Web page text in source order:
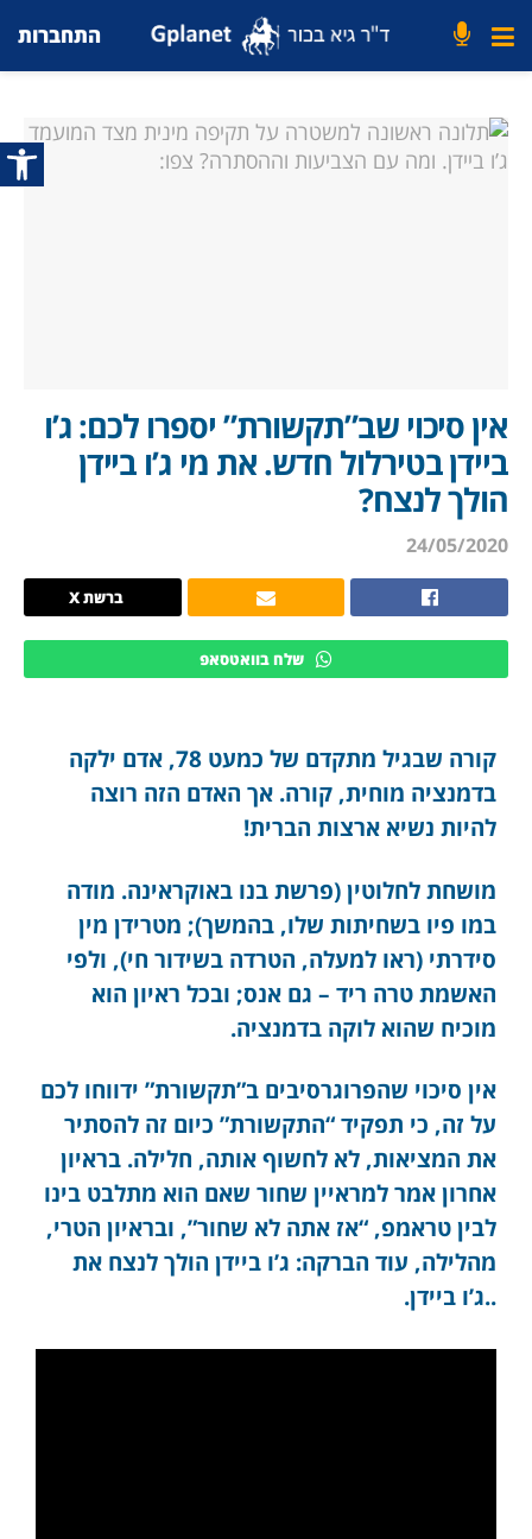
פתח
התחברות
אין סיכוי שב”תקשורת” יספרו לכם: ג’ו
ביידן בטירלול חדש. את מי ג’ו ביידן
הולך לנצח?
24/05/2020
ברשת X
שלח בוואטסאפ
קורה שבגיל מתקדם של כמעט 78, אדם ילקה
בדמנציה מוחית, קורה. אך האדם הזה רוצה
להיות נשיא ארצות הברית!
מושחת לחלוטין (פרשת בנו באוקראינה. מודה
במו פיו בשחיתות שלו, בהמשך); מטרידן מין
סידרתי (ראו למעלה, הטרדה בשידור חי), ולפי
האשמת טרה ריד – גם אנס; ובכל ראיון הוא
מוכיח שהוא לוקה בדמנציה.
אין סיכוי שהפרוגרסיבים ב”תקשורת” ידווחו לכם
על זה, כי תפקיד “התקשורת” כיום זה להסתיר
את המציאות, לא לחשוף אותה, חלילה. בראיון
אחרון אמר למראיין שחור שאם הוא מתלבט בינו
לבין טראמפ, “אז אתה לא שחור”, ובראיון הטרי,
מהלילה, עוד הברקה: ג’ו ביידן הולך לנצח את
..ג’ו ביידן.